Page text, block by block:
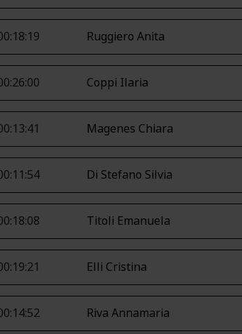
Ruggiero Anita
Coppi Ilaria
Magenes Chiara
Di Stefano Silvia
Titoli Emanuela
Elli Cristina
Riva Annamaria